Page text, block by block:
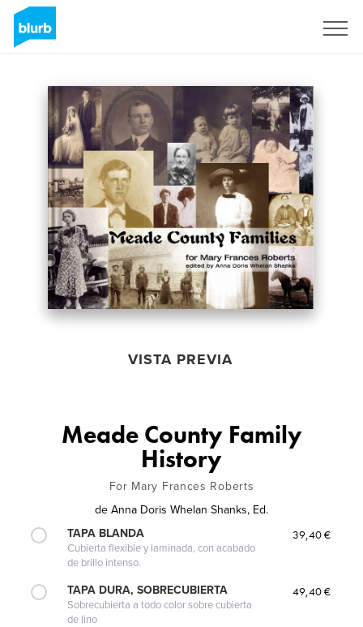
VISTA PREVIA
Meade County Family
History
For Mary Frances Roberts
de Anna Doris Whelan Shanks, Ed.
TAPA BLANDA
Cubierta flexible y laminada, con acabado
de brillo intenso.
39,40 €
TAPA DURA, SOBRECUBIERTA
Sobrecubierta a todo color sobre cubierta
de lino
49,40 €